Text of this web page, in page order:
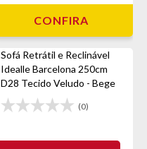
CONFIRA
Sofá Retrátil e Reclinável
Idealle Barcelona 250cm
D28 Tecido Veludo - Bege
(0)